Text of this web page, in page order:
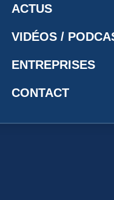
ACTUS
VIDÉOS /
ENTREPRISES
CONTACT